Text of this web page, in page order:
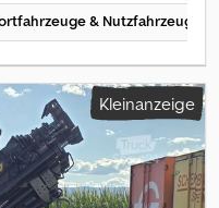
& Nutzfahrzeuge
Kleinanzeige